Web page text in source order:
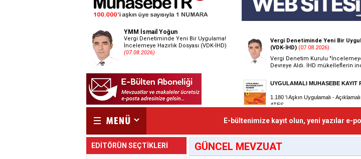
YMM İsmail Yoğun
Vergi Denetiminde Yeni Bir Uygulama!
İncelemeye Hazırlık Dosyası (VDK-İHD)
(07.08.2026)
E-bültenimize kayıt olun, yeni yazılar e-
EDİTÖRÜN SEÇTİKLERİ GÜNCEL MEVZUAT